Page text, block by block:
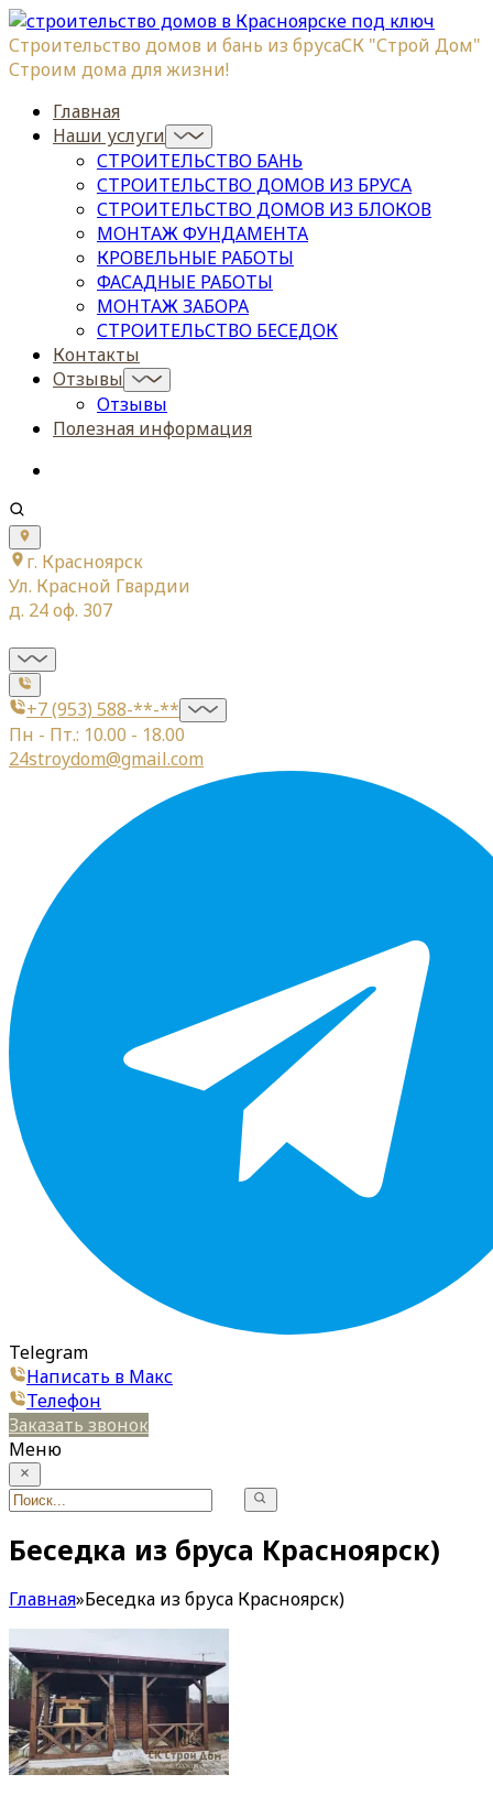
Строительство домов и бань из брусаСК "Строй Дом"
Строим дома для жизни!
Главная
Наши услуги
СТРОИТЕЛЬСТВО БАНЬ
СТРОИТЕЛЬСТВО ДОМОВ ИЗ БРУСА
СТРОИТЕЛЬСТВО ДОМОВ ИЗ БЛОКОВ
МОНТАЖ ФУНДАМЕНТА
КРОВЕЛЬНЫЕ РАБОТЫ
ФАСАДНЫЕ РАБОТЫ
МОНТАЖ ЗАБОРА
СТРОИТЕЛЬСТВО БЕСЕДОК
Контакты
Отзывы
Отзывы
Полезная информация
г. Красноярск
Ул. Красной Гвардии
д. 24 оф. 307
+7 (953) 588-**-**
Пн - Пт.: 10.00 - 18.00
24stroydom@gmail.com
Telegram
Написать в Макс
Телефон
Заказать звонок
Меню
Беседка из бруса Красноярск)
Главная»Беседка из бруса Красноярск)